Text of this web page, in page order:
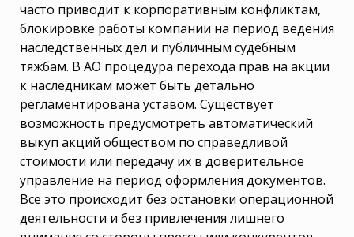
часто приводит к корпоративным конфликтам,
блокировке работы компании на период ведения
наследственных дел и публичным судебным
тяжбам. В АО процедура перехода прав на акции
к наследникам может быть детально
регламентирована уставом. Существует
возможность предусмотреть автоматический
выкуп акций обществом по справедливой
стоимости или передачу их в доверительное
управление на период оформления документов.
Все это происходит без остановки операционной
деятельности и без привлечения лишнего